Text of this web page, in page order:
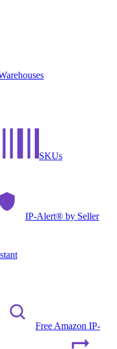
SKUs
IP-Alert® by Seller
Free Amazon IP-